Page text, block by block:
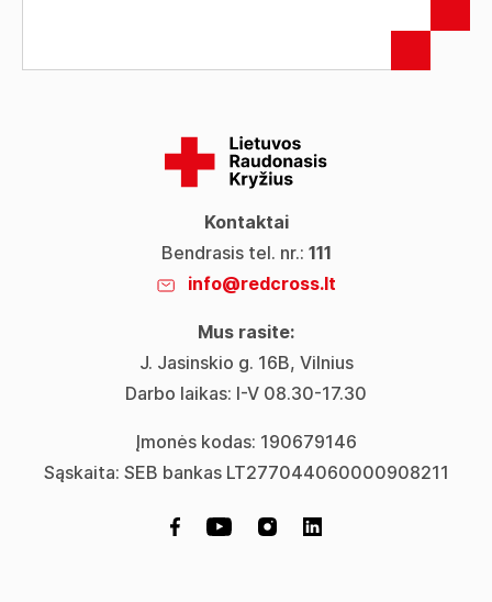
Kontaktai
Bendrasis tel. nr.: 111
info@redcross.lt
Mus rasite:
J. Jasinskio g. 16B, Vilnius
Darbo laikas: I-V 08.30-17.30
Įmonės kodas: 190679146
Sąskaita: SEB bankas LT277044060000908211